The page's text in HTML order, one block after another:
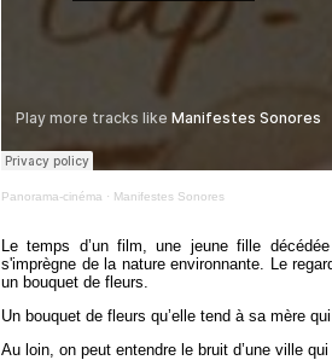
Panorama-cinéma · Manifestes Sonores
Le temps d’un film, une jeune fille
s'imprègne de la nature environnante. Le
un bouquet de fleurs.
Un bouquet de fleurs qu’elle tend à sa mère
Au loin, on peut entendre le bruit d’une ville